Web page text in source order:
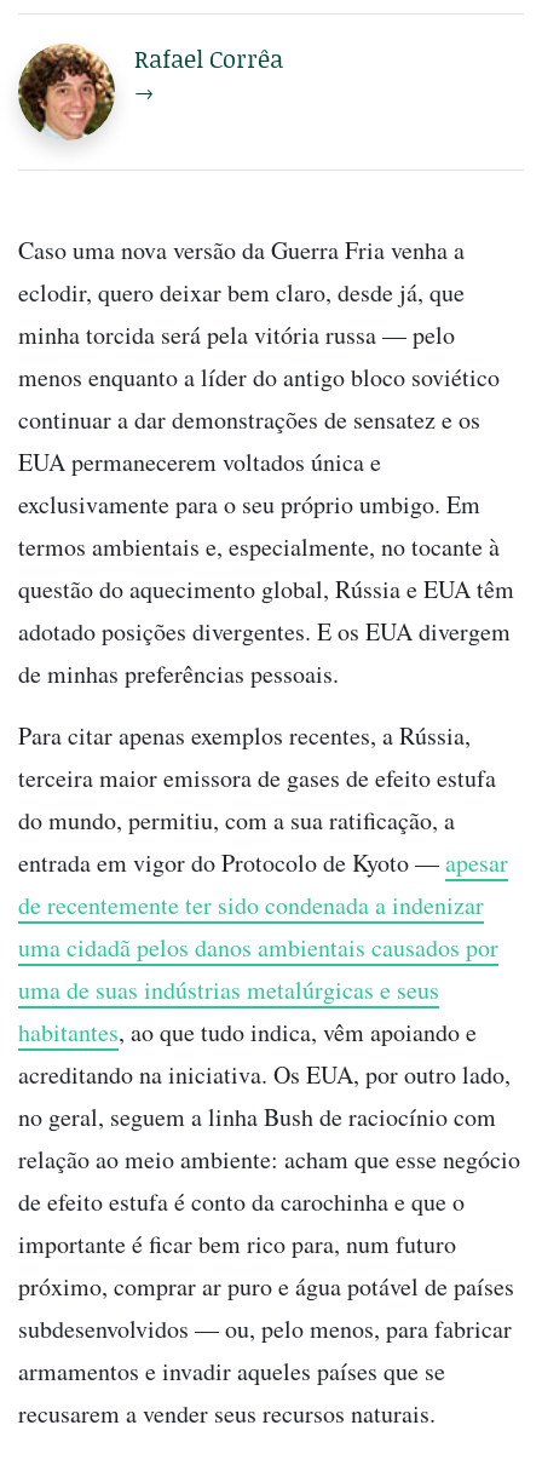
Rafael Corrêa
→
Caso uma nova versão da Guerra Fria venha a
eclodir, quero deixar bem claro, desde já, que
minha torcida será pela vitória russa — pelo
menos enquanto a líder do antigo bloco soviético
continuar a dar demonstrações de sensatez e os
EUA permanecerem voltados única e
exclusivamente para o seu próprio umbigo. Em
termos ambientais e, especialmente, no tocante à
questão do aquecimento global, Rússia e EUA têm
adotado posições divergentes. E os EUA divergem
de minhas preferências pessoais.
Para citar apenas exemplos recentes, a Rússia,
terceira maior emissora de gases de efeito estufa
do mundo, permitiu, com a sua ratificação, a
entrada em vigor do Protocolo de Kyoto —apesar
de recentemente ter sido condenada a indenizar
uma cidadã pelos danos ambientais causados por
uma de suas indústrias metalúrgicas e seus
habitantes, ao que tudo indica, vêm apoiando e
acreditando na iniciativa. Os EUA, por outro lado,
no geral, seguem a linha Bush de raciocínio com
relação ao meio ambiente: acham que esse negócio
de efeito estufa é conto da carochinha e que o
importante é ficar bem rico para, num futuro
próximo, comprar ar puro e água potável de países
subdesenvolvidos — ou, pelo menos, para fabricar
armamentos e invadir aqueles países que se
recusarem a vender seus recursos naturais.